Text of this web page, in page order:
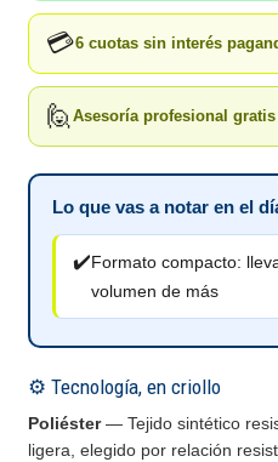
💳6 cuotas sin interés
🙋Asesoría profesional
Lo que vas a notar en el
✔️Formato compacto:
volumen de más
⚙️ Tecnología, en criollo
Poliéster— Tejido sintético
ligera, elegido por relación